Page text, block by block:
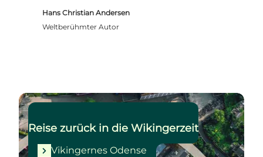
Hans Christian Andersen
Weltberühmter Autor
Vikingernes Odense
Reise zurück in die Wikingerzeit
Vikingernes Odense